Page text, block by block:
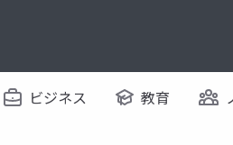
ビジネス 教育